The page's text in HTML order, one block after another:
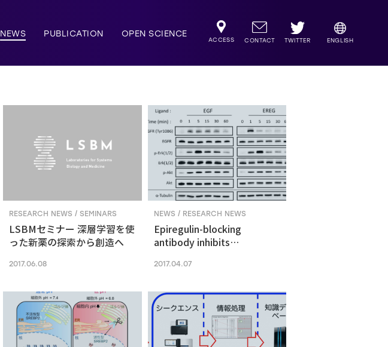
NEWS PUBLICATION OPEN SCIENCE
ACCESS CONTACT TWITTER ENGLISH
RESEARCH NEWS / SEMINARS
LSBMセミナー 深層学習を使
った新薬の探索から創造へ
2017.06.08
NEWS / RESEARCH NEWS
Epiregulin-blocking
antibody inhibits
EGFR signaling.
2017.04.07